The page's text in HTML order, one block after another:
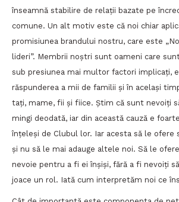
înseamnă stabilire de relații bazate pe
comune. Un alt motiv este că noi chiar
promisiunea brandului nostru, care este
lideri”. Membrii noștri sunt oameni care
sub presiunea mai multor factori implicați,
răspunderea a mii de familii și în același
tați, mame, fii și fiice. Știm că sunt nevoiți
mingi deodată, iar din această cauză e
înțeleși de Clubul lor. Iar acesta să le ofere
și nu să le mai adauge altele noi. Să le
nevoie pentru a fi ei înșiși, fără a fi nevoiți
joace un rol. Iată cum interpretăm noi ce